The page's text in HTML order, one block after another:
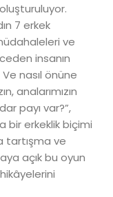
7 erkek
ve
insanın
nasıl önüne
analarımızın
payı var?”,
bir erkeklik biçimi
tartışma ve
açık bu oyun